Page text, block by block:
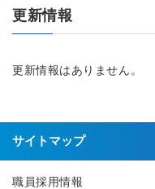
更新情報
更新情報はありません。
サイトマップ
職員採用情報